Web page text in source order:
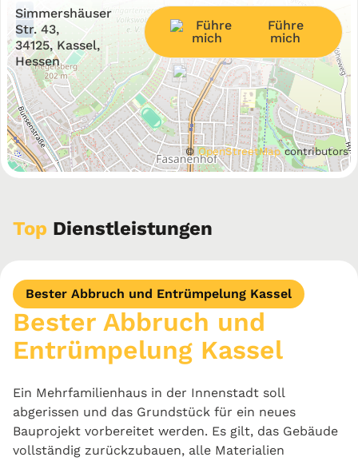
+
−
©OpenStreetMapcontributors
Simmershäuser
Str. 43,
34125, Kassel,
Hessen
Führe
mich
Top Dienstleistungen
Bester Abbruch und Entrümpelung Kassel
Bester Abbruch und
Entrümpelung Kassel
Ein Mehrfamilienhaus in der Innenstadt soll
abgerissen und das Grundstück für ein neues
Bauprojekt vorbereitet werden. Es gilt, das Gebäude
vollständig zurückzubauen, alle Materialien